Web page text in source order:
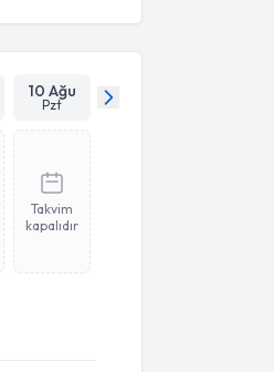
10 Ağu
Pzt
Takvim
kapalıdır